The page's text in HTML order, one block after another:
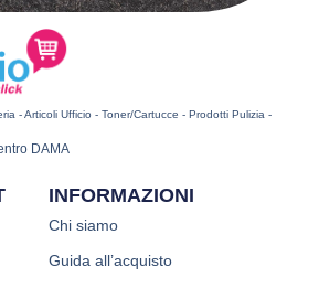
- Articoli Ufficio - Toner/Cartucce - Prodotti Pulizia -
DAMA
INFORMAZIONI
Chi siamo
Guida all’acquisto